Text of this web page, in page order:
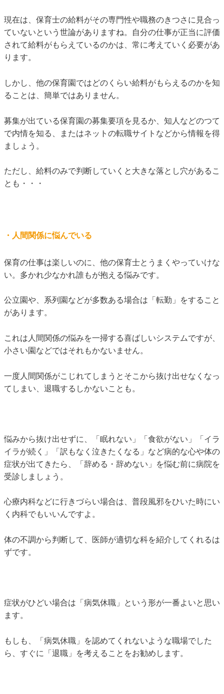
現在は、保育士の給料がその専門性や職務のきつさに見合っ
ていないという世論がありますね。自分の仕事が正当に評価
されて給料がもらえているのかは、常に考えていく必要があ
ります。
しかし、他の保育園ではどのくらい給料がもらえるのかを知
ることは、簡単ではありません。
募集が出ている保育園の募集要項を見るか、知人などのつて
で内情を知る、またはネットの転職サイトなどから情報を得
ましょう。
ただし、給料のみで判断していくと大きな落とし穴があるこ
とも・・・
・人間関係に悩んでいる
保育の仕事は楽しいのに、他の保育士とうまくやっていけな
い。多かれ少なかれ誰もが抱える悩みです。
公立園や、系列園などが多数ある場合は「転勤」をすること
があります。
これは人間関係の悩みを一掃する喜ばしいシステムですが、
小さい園などではそれもかないません。
一度人間関係がこじれてしまうとそこから抜け出せなくなっ
てしまい、退職するしかないことも。
悩みから抜け出せずに、「眠れない」「食欲がない」「イラ
イラが続く」「訳もなく泣きたくなる」など病的な心や体の
症状が出てきたら、「辞める・辞めない」を悩む前に病院を
受診しましょう。
心療内科などに行きづらい場合は、普段風邪をひいた時にい
く内科でもいいんですよ。
体の不調から判断して、医師が適切な科を紹介してくれるは
ずです。
症状がひどい場合は「病気休職」という形が一番よいと思い
ます。
もしも、「病気休職」を認めてくれないような職場でした
ら、すぐに「退職」を考えることをお勧めします。